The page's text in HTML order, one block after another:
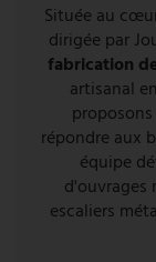
Située au
dirigée par
fabrication
artisanal
répondre aux
équipe
d'ouvrages
escaliers